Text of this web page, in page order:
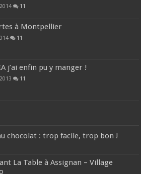
11
à Montpellier
11
j’ai enfin pu y manger !
11
chocolat : trop facile, trop bon !
La Table à Assignan – Village